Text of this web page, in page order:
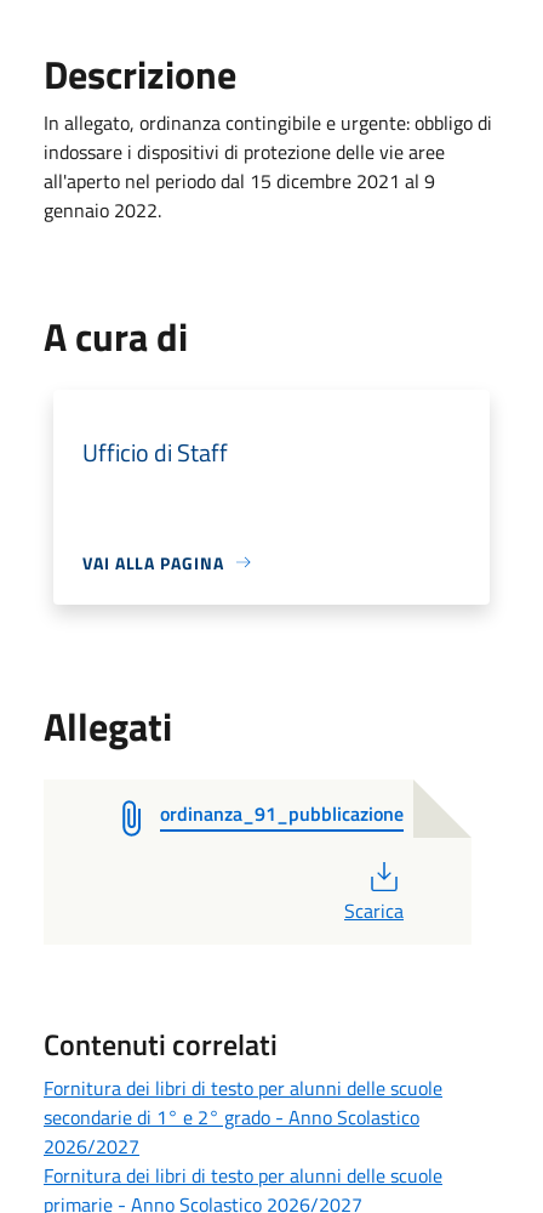
Descrizione
In allegato, ordinanza contingibile e urgente: obbligo di
indossare i dispositivi di protezione delle vie aree
all'aperto nel periodo dal 15 dicembre 2021 al 9
gennaio 2022.
A cura di
Ufficio di Staff
VAI ALLA PAGINA
Allegati
ordinanza_91_pubblicazione
Scarica
Contenuti correlati
Fornitura dei libri di testo per alunni delle scuole
secondarie di 1° e 2° grado - Anno Scolastico
2026/2027
Fornitura dei libri di testo per alunni delle scuole
primarie - Anno Scolastico 2026/2027